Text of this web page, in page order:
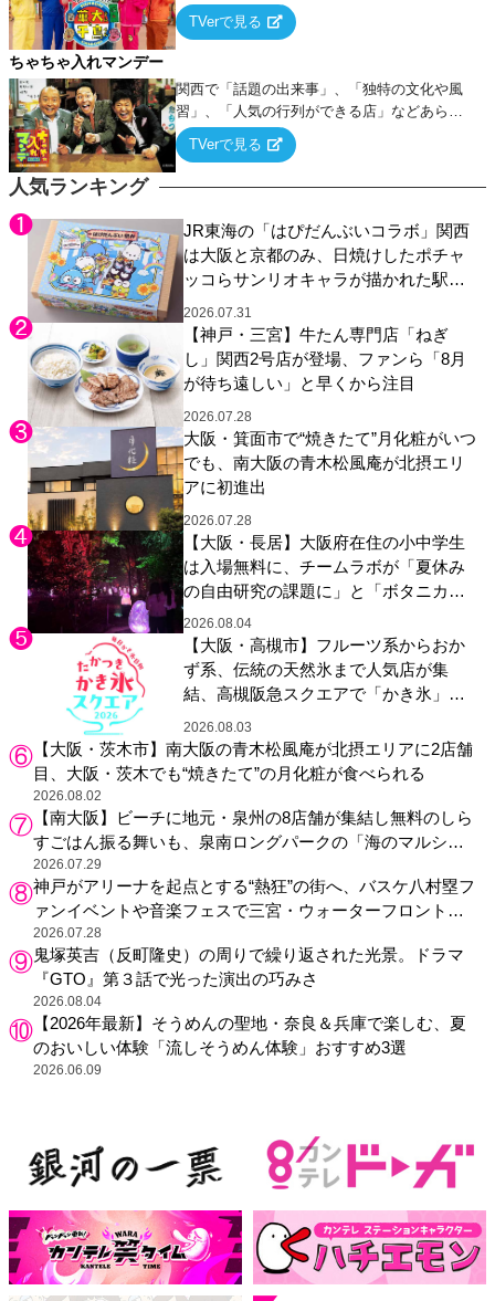
人気ランキング
JR東海の「はぴだんぶいコラボ」関西
は大阪と京都のみ、日焼けしたポチャ
ッコらサンリオキャラが描かれた駅弁
やグッズが登場
2026.07.31
【神戸・三宮】牛たん専門店「ねぎ
し」関西2号店が登場、ファンら「8月
が待ち遠しい」と早くから注目
2026.07.28
大阪・箕面市で“焼きたて”月化粧がいつ
でも、南大阪の青木松風庵が北摂エリ
アに初進出
2026.07.28
【大阪・長居】大阪府在住の小中学生
は入場無料に、チームラボが「夏休み
の自由研究の課題に」と「ボタニカル
ガーデン 大阪」へ招待
2026.08.04
【大阪・高槻市】フルーツ系からおか
ず系、伝統の天然氷まで人気店が集
結、高槻阪急スクエアで「かき氷」祭
り
2026.08.03
【大阪・茨木市】南大阪の青木松風庵が北摂エリアに2店舗
目、大阪・茨木でも“焼きたて”の月化粧が食べられる
2026.08.02
【南大阪】ビーチに地元・泉州の8店舗が集結し無料のしら
すごはん振る舞いも、泉南ロングパークの「海のマルシ
ェ」がリニューアル！
2026.07.29
神戸がアリーナを起点とする“熱狂”の街へ、バスケ八村塁フ
ァンイベントや音楽フェスで三宮・ウォーターフロントを
活性化
2026.07.28
鬼塚英吉（反町隆史）の周りで繰り返された光景。ドラマ
『GTO』第３話で光った演出の巧みさ
2026.08.04
【2026年最新】そうめんの聖地・奈良＆兵庫で楽しむ、夏
のおいしい体験「流しそうめん体験」おすすめ3選
2026.06.09
ー！
TVerで見る
ちゃちゃ入れマンデー
関西で「話題の出来事」、「独特の文化や風
習」、「人気の行列ができる店」などあらゆ
るテーマについて好き放題にちゃちゃを入れ
ていく関西色を前面に押し出したトークバラ
TVerで見る